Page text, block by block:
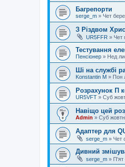
Багрепорти
serge_m » Чет
З Різдвом
UR5FFR » Чет
Тестування
Пенсіонер » Нед
Ші на службі
Konstantin M » Пон
Розрахунок П
UR5VFT » Суб
Навіщо цей
Admin » Суб
Адаптер для
serge_m » Чет
Дивний
serge_m » П'ят